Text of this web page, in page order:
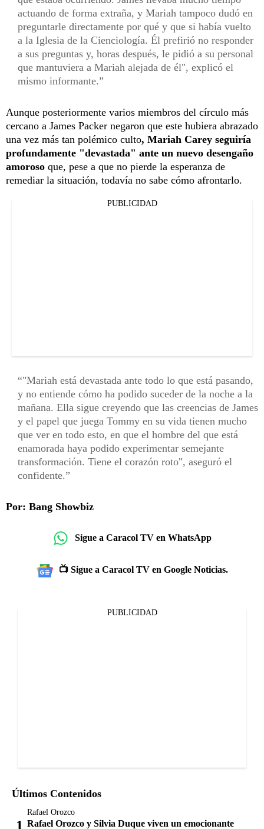
actuando de forma extraña, y Mariah tampoco dudó en
preguntarle directamente por qué y que si había vuelto
a la Iglesia de la Cienciología. Él prefirió no responder
a sus preguntas y, horas después, le pidió a su personal
que mantuviera a Mariah alejada de él", explicó el
mismo informante.
Aunque posteriormente varios miembros del círculo más
cercano a James Packer negaron que este hubiera abrazado
una vez más tan polémico culto, Mariah Carey seguiría
profundamente "devastada" ante un nuevo desengaño
amoroso que, pese a que no pierde la esperanza de
remediar la situación, todavía no sabe cómo afrontarlo.
PUBLICIDAD
"Mariah está devastada ante todo lo que está pasando,
y no entiende cómo ha podido suceder de la noche a la
mañana. Ella sigue creyendo que las creencias de James
y el papel que juega Tommy en su vida tienen mucho
que ver en todo esto, en que el hombre del que está
enamorada haya podido experimentar semejante
transformación. Tiene el corazón roto", aseguró el
confidente.
Por: Bang Showbiz
Sigue a Caracol TV en WhatsApp
📺 Sigue a Caracol TV en Google Noticias.
PUBLICIDAD
Últimos Contenidos
Rafael Orozco
Rafael Orozco y Silvia Duque viven un emocionante